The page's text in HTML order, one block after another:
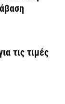
τις τιμές